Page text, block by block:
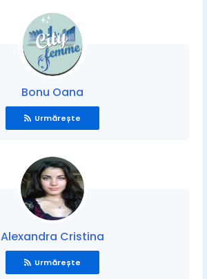
Bonu Oana
Urmărește
Alexandra Cristina
Urmărește